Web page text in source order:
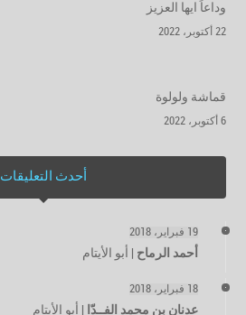
وداعاً ايها العزيز
22 أكتوبر، 2022
قماشة ولولوة
6 أكتوبر، 2022
أحدث التعليقات
19 فبراير، 2018
أحمد الرماح أبو الأيتام
18 فبراير، 2018
عدنان بن محمد الفــدّا أبو الأيتام